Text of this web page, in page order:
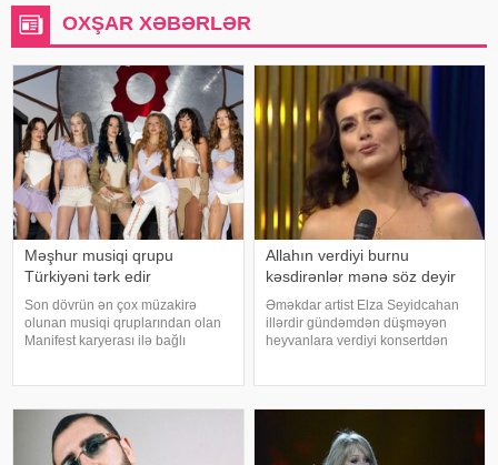
OXŞAR XƏBƏRLƏR
Məşhur musiqi qrupu
Türkiyəni tərk edir
Son dövrün ən çox müzakirə
olunan musiqi qruplarından olan
Manifest karyerası ilə bağlı
Tolqa Akış üzvlərin sentyabr
ayında İstanbuldak
Allahın verdiyi burnu
kəsdirənlər mənə söz deyir
Əməkdar artist Elza Seyidcahan
illərdir gündəmdən düşməyən
heyvanlara verdiyi konsertdən
E.Seyidcahan bildirib ki, həmin